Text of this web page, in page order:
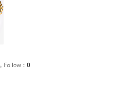
Follow： 0